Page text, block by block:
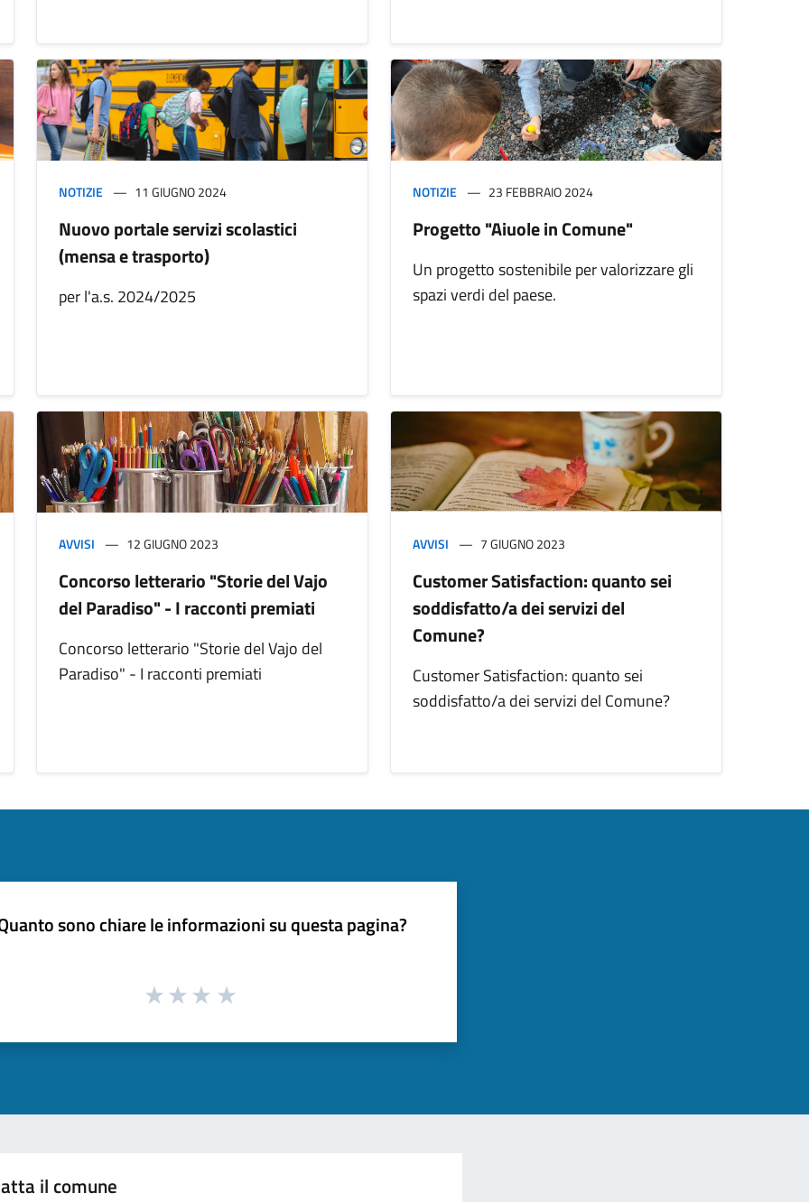
NOTIZIE 11 GIUGNO 2024
Nuovo portale servizi scolastici
(mensa e trasporto)
per l'a.s. 2024/2025
NOTIZIE 23 FEBBRAIO 2024
Progetto "Aiuole in Comune"
Un progetto sostenibile per valorizzare gli
spazi verdi del paese.
AVVISI 12 GIUGNO 2023
Concorso letterario "Storie del Vajo
del Paradiso" - I racconti premiati
Concorso letterario "Storie del Vajo del
Paradiso" - I racconti premiati
AVVISI 7 GIUGNO 2023
Customer Satisfaction: quanto sei
soddisfatto/a dei servizi del
Comune?
Customer Satisfaction: quanto sei
soddisfatto/a dei servizi del Comune?
sono chiare le informazioni su questa pagina?
il comune